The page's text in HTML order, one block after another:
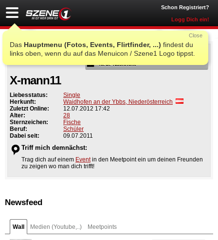
Schon Registriert?
Logg Dich ein!
Das Hauptmenu (Fotos, Events, Flirtfinder, ...) findest du
links oben, wenn du auf das Menuicon / Szene1 Logo tippst.
Close
Als Freund
Neue Nachricht
X-mann11
Liebesstatus:
Single
Herkunft:
Waidhofen an der Ybbs, Niederösterreich
Zuletzt Online:
12.07.2012 17:42
Alter:
28
Sternzeichen:
Fische
Beruf:
Schüler
Dabei seit:
09.07.2011
Triff mich demnächst:
Trag dich auf einem Eventin den Meetpoint ein um deinen Freunden
zu zeigen wo man dich trifft!
Newsfeed
Wall Medien (Youtube,..) Meetpoints